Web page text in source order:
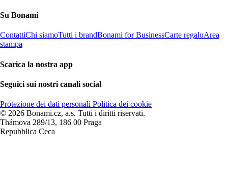
Su Bonami
ContattiChi siamoTutti i brandBonami for BusinessCarte regaloArea
stampa
Scarica la nostra app
Seguici sui nostri canali social
Protezione dei dati personali Politica dei cookie
© 2026 Bonami.cz, a.s. Tutti i diritti riservati.
Thámova 289/13, 186 00 Praga
Repubblica Ceca